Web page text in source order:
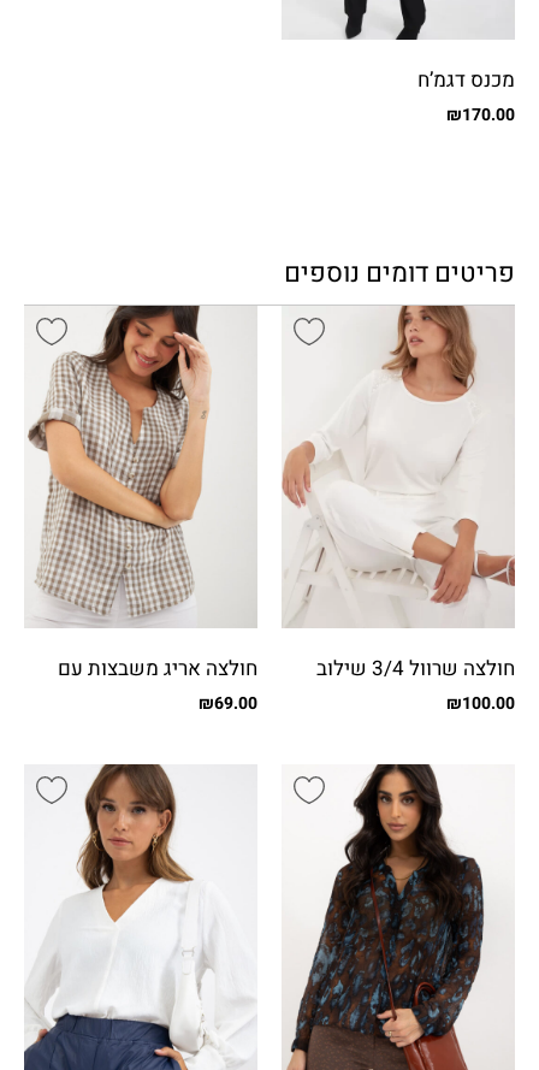
מכנס דגמ’ח
₪170.00
פריטים דומים נוספים
חולצה שרוול 3/4 שילוב
פייטים₪100.00
חולצה אריג משבצות עם
כפתורים
₪69.00